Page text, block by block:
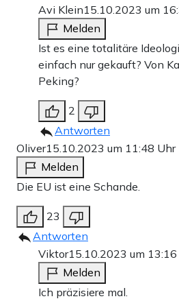
Avi Klein15.10.2023 um
Melden
Ist es eine totalitäre
einfach nur gekauft? Von
Peking?
2
Antworten
Oliver15.10.2023 um 11:48 Uhr
Melden
Die EU ist eine Schande.
23
Antworten
Viktor15.10.2023 um
Melden
Ich präzisiere mal.